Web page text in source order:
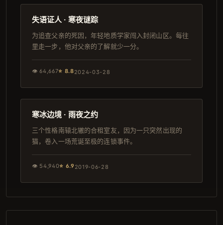
高分
失语证人 · 寒夜谜踪
为追查父亲的死因，年轻地质学家闯入封闭山区。每往
里走一步，他对父亲的了解就少一分。
👁64,667⭐ 8.82024-03-28
日本
131分钟
寒冰边境 · 雨夜之约
三个性格南辕北辙的合租室友，因为一只突然出现的
猫，卷入一场荒诞至极的连锁事件。
👁 54,940⭐ 6.9 2019-06-28